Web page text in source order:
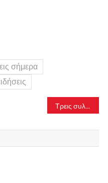
σήμερα
Τρεις συλλήψεις για τη δολοφονία της 69χρονης συμβολαιογράφου στην Ζάκυνθο – Φέρονται να έχουν ομολογήσει